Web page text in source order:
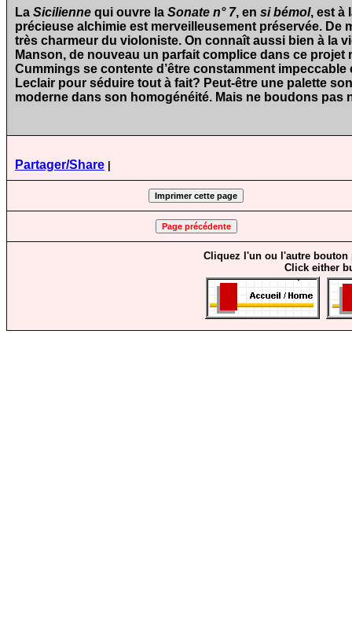
La Sicilienne qui ouvre la Sonate n° 7, en si bémol, est à
précieuse alchimie est merveilleusement préservée. De
très charmeur du violoniste. On connaît aussi bien à la
Manson, de nouveau un parfait complice dans ce
Cummings se contente d’être constamment
Leclair pour séduire tout à fait? Peut-être une palette
moderne dans son homogénéité. Mais ne boudons
Partager/Share
Cliquez l'un ou l'autre bouton
Click either